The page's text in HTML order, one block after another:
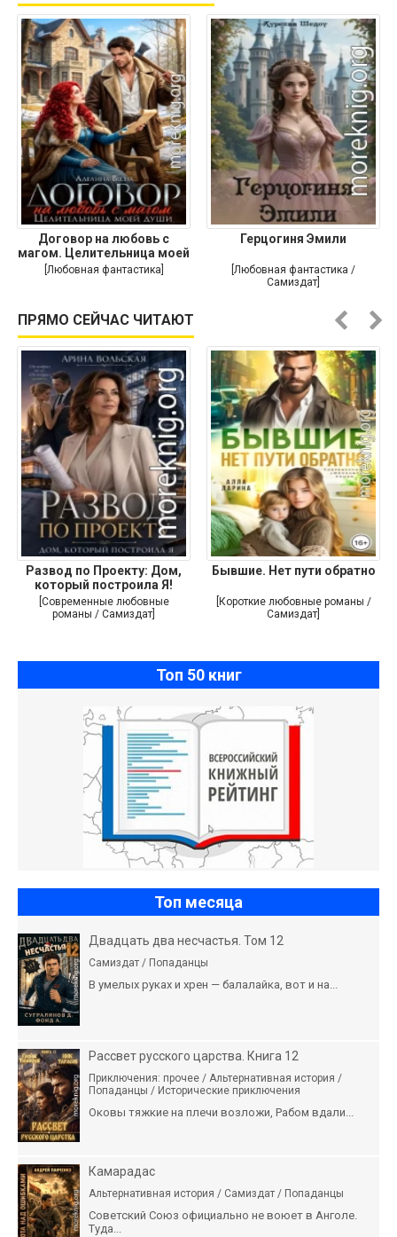
Договор на любовь с
магом. Целительница моей
души
[Любовная фантастика]
Герцогиня Эмили
[Любовная фантастика /
Самиздат]
ПРЯМО СЕЙЧАС ЧИТАЮТ
Развод по Проекту: Дом,
который построила Я!
[Современные любовные
романы / Самиздат]
Бывшие. Нет пути обратно
[Короткие любовные романы /
Самиздат]
Топ 50 книг
Топ месяца
Двадцать два несчастья. Том 12
Самиздат / Попаданцы
В умелых руках и хрен — балалайка, вот и на...
Рассвет русского царства. Книга 12
Приключения: прочее / Альтернативная история /
Попаданцы / Исторические приключения
Оковы тяжкие на плечи возложи, Рабом вдали...
Камарадас
Альтернативная история / Самиздат / Попаданцы
Советский Союз официально не воюет в Анголе.
Туда...